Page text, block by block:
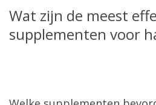
Wat zijn de meest
supplementen voor